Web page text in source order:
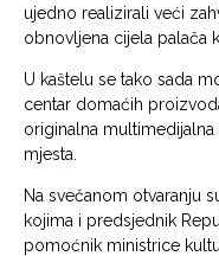
ujedno realizirali veći
obnovljena cijela palača
U kaštelu se tako sada
centar domaćih
originalna
mjesta.
Na svečanom otvaranju
kojima i predsjednik
pomoćnik ministrice